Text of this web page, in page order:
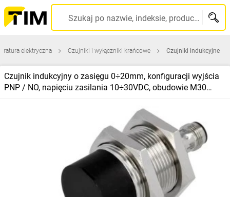
Szukaj po nazwie, indeksie, producencie, kodzie kreskowym...
elektryczna Czujniki i wyłączniki krańcowe Czujniki indukcyjne
Czujnik indukcyjny o zasięgu 0÷20mm, konfiguracji wyjścia
PNP / NO, napięciu zasilania 10÷30VDC, obudowie M30